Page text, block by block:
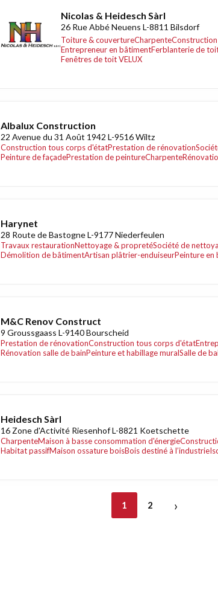
Nicolas & Heidesch Sàrl
26 Rue Abbé Neuens L-8811 Bilsdorf
Toiture & couvertureCharpente
Entrepreneur en bâtimentFerblanterie de
Fenêtres de toit VELUX
Albalux Construction
22 Avenue du 31 Août 1942 L-9516 Wiltz
Construction tous corps d'étatPrestation de rénovation
Peinture de façadePrestation de peintureCharpente
Harynet
28 Route de Bastogne L-9177 Niederfeulen
Travaux restaurationNettoyage & propretéSociété de
Démolition de bâtimentArtisan plâtrier-enduiseurPeinture en
M&C Renov Construct
9 Groussgaass L-9140 Bourscheid
Prestation de rénovationConstruction tous corps d'état
Rénovation salle de bainPeinture et habillage muralSalle de
Heidesch Sàrl
16 Zone d'Activité Riesenhof L-8821 Koetschette
CharpenteMaison à basse consommation d'énergie
Habitat passifMaison ossature boisBois destiné à l’industrie
1 2 ›